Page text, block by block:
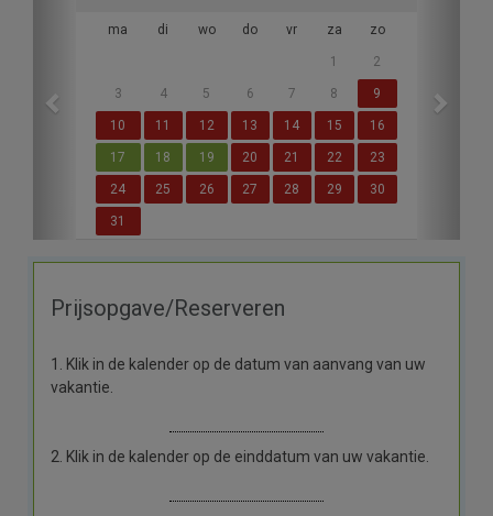
ma di wo do vr za zo
1 2
3 4 5 6 7 8 9
10 11 12 13 14 15 16
17 18 19 20 21 22 23
24 25 26 27 28 29 30
31
Prijsopgave/Reserveren
1. Klik in de kalender op de datum van aanvang van uw
vakantie.
2. Klik in de kalender op de einddatum van uw vakantie.